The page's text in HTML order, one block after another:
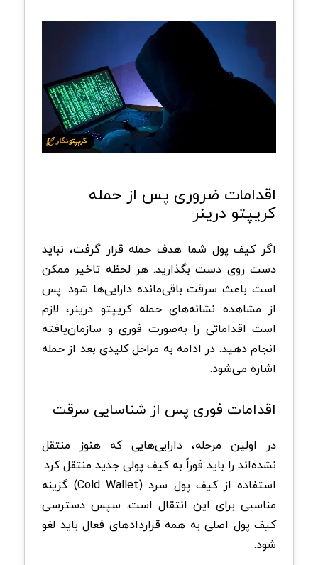
اقدامات ضروری پس از حمله
کریپتو درینر
اگر کیف پول شما هدف حمله قرار گرفت، نباید
دست روی دست بگذارید. هر لحظه تاخیر ممکن
است باعث سرقت باقی‌مانده دارایی‌ها شود. پس
از مشاهده نشانه‌های حمله کریپتو درینر، لازم
است اقداماتی را به‌صورت فوری و سازمان‌یافته
انجام دهید. در ادامه به مراحل کلیدی بعد از حمله
اشاره می‌شود.
اقدامات فوری پس از شناسایی سرقت
در اولین مرحله، دارایی‌هایی که هنوز منتقل
نشده‌اند را باید فوراً به کیف پولی جدید منتقل کرد.
استفاده از کیف پول سرد (Cold Wallet) گزینه
مناسبی برای این انتقال است. سپس دسترسی
کیف پول اصلی به همه قراردادهای فعال باید لغو
شود.